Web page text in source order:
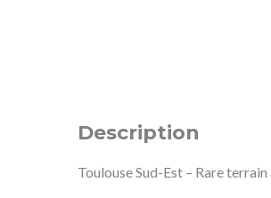
Description
Toulouse Sud-Est – Rare